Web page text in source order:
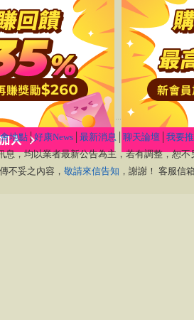
地點 │好康News 最新消息 聊天論壇 我要
息，均以業者最新公告為主，若有調整，恕
不妥之內容， 敬請來信告知 ，謝謝！ 客服信